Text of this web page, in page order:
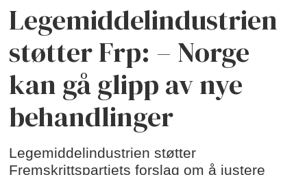
Legemiddelindustrien
støtter Frp: – Norge
kan gå glipp av nye
behandlinger
Legemiddelindustrien støtter
Fremskrittspartiets forslag om å justere